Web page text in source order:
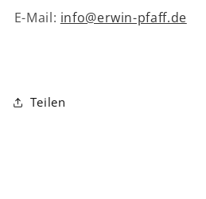
E-Mail: info@erwin-pfaff.de
Teilen